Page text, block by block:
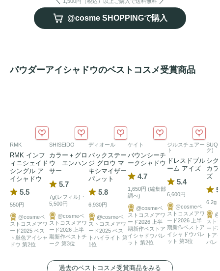
ジ登場！人気カラーと限定新色でお姫様のような愛され目元
@cosme SHOPPINGで購入
パウダーアイシャドウのベストコスメ受賞商品
RMK
RMK インフ
ィニシェイド
シングル ア
イシャドウ
5.5
550円
@cosmeベ
ストコスメアワ
ード2025 ベス
ト単色アイシャ
ドウ 第2位
SHISEIDO
カラー＋グロ
ウ エンハン
サー
5.7
7g(レフィル)・
5,500円
@cosmeベ
ストコスメアワ
ード2026 上半
期新作ベストチ
ーク 第3位
ディオール
バックステー
ジ グロウ マ
キシマイザー
パレット
5.8
6,930円
@cosmeベ
ストコスメアワ
ード2025 ベス
トハイライト 第
1位
ケイト
バウンシーチ
ークシャドウ
4.7
1,650円 (編集部
調べ)
@cosmeベ
ストコスメアワ
ード2026 上半
期新作ベストア
イシャドウパレ
ット 第2位
ジルスチュアー
ト
ドレスドブル
ーム アイズ
5.4
6,600円
@cosmeベ
ストコスメアワ
ード2026 上半
期新作ベストア
イシャドウパレ
ット 第3位
ク)
シ
カ
ズ
6.2g
スト
ード
トア
パレ
過去のベストコスメ受賞商品をみる